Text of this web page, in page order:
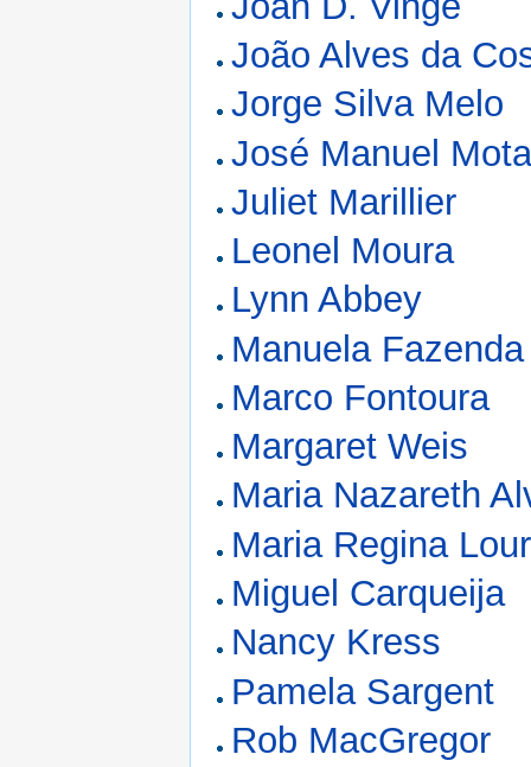
João Alves da
Jorge Silva Melo
José Manuel
Juliet Marillier
Leonel Moura
Lynn Abbey
Manuela
Marco Fontoura
Margaret Weis
Maria Nazareth
Maria Regina
Miguel Carqueija
Nancy Kress
Pamela Sargent
Rob MacGregor